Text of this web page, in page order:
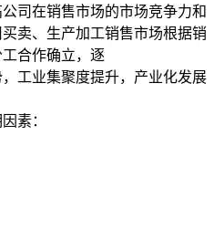
司在销售市场的市场竞争力和
卖、生产加工销售市场根据销
合作确立，逐
工业集聚度提升，产业化发展
素：